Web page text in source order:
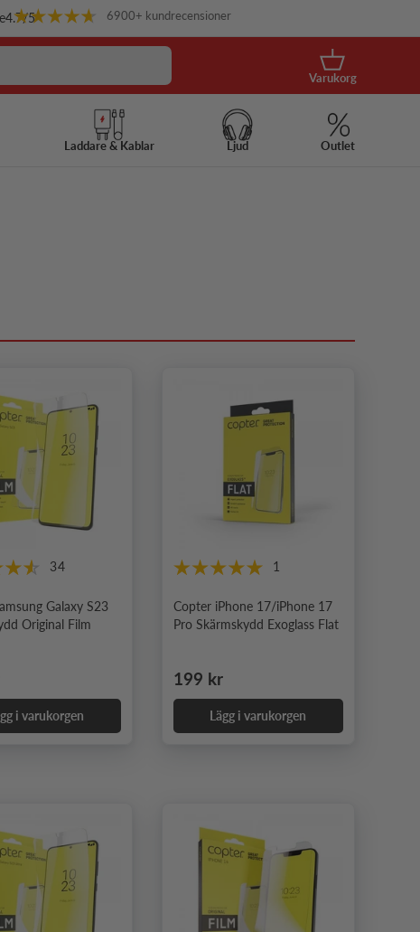
4.7/5 6900+ kundrecensioner
Korg
Varukorg
Laddare & Kablar Ljud Outlet
34
Galaxy S23
Original Film
pris
i varukorgen
1
Copter iPhone 17/iPhone 17
Pro Skärmskydd Exoglass Flat
Ordinarie pris
199 kr
Lägg i varukorgen